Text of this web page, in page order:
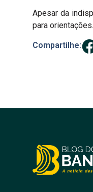
Apesar da
para orientações.
Compartilhe: